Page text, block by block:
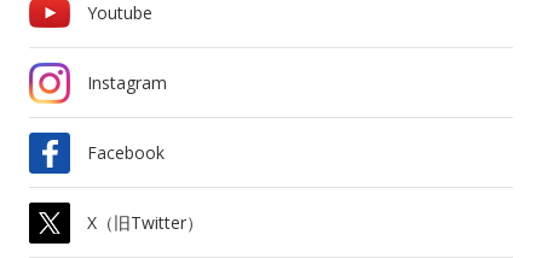
Youtube
Instagram
Facebook
X（旧Twitter）